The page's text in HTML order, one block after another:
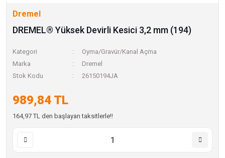
Dremel
DREMEL® Yüksek Devirli Kesici 3,2 mm (194)
Kategori
Oyma/Gravür/Kanal Açma
Marka
Dremel
Stok Kodu
26150194JA
989,84 TL
164,97 TL den başlayan taksitlerle!!